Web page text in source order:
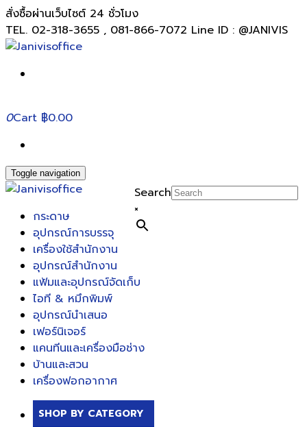
สั่งซื้อผ่านเว็บไซต์ 24 ชั่วโมง
TEL. 02-318-3655 , 081-866-7072 Line ID : @JANIVIS
0Cart ฿0.00
Toggle navigation
Search
×
กระดาษ
อุปกรณ์การบรรจุ
เครื่องใช้สำนักงาน
อุปกรณ์สำนักงาน
แฟ้มและอุปกรณ์จัดเก็บ
ไอที & หมึกพิมพ์
อุปกรณ์นำเสนอ
เฟอร์นิเจอร์
แคนทีนและเครื่องมือช่าง
บ้านและสวน
เครื่องฟอกอากาศ
SHOP BY CATEGORY